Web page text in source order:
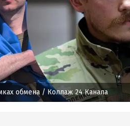
обмена / Коллаж 24 Канала